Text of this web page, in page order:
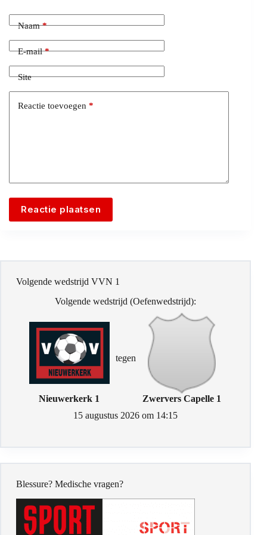
Naam*
E-mail*
Site
Reactie toevoegen *
Reactie plaatsen
Volgende wedstrijd VVN 1
Volgende wedstrijd (Oefenwedstrijd):
Nieuwerkerk 1
tegen
Zwervers Capelle 1
15 augustus 2026 om 14:15
Blessure? Medische vragen?